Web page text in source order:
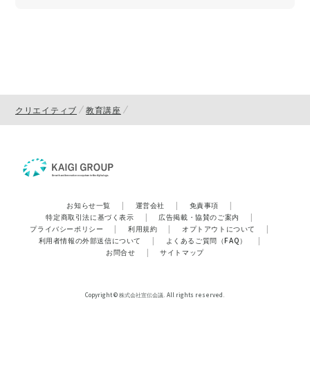
クリエイティブ 教育講座
お知らせ一覧 | 運営会社 | 免責事項
|
特定商取引法に基づく表示
| 広告掲載・協賛のご案内
|
プライバシーポリシー
| 利用規約 | オプトアウトについて
|
利用者情報の外部送信について
| よくあるご質問（FAQ）
|
お問合せ
| サイトマップ
Copyright © 株式会社宣伝会議. All rights reserved.